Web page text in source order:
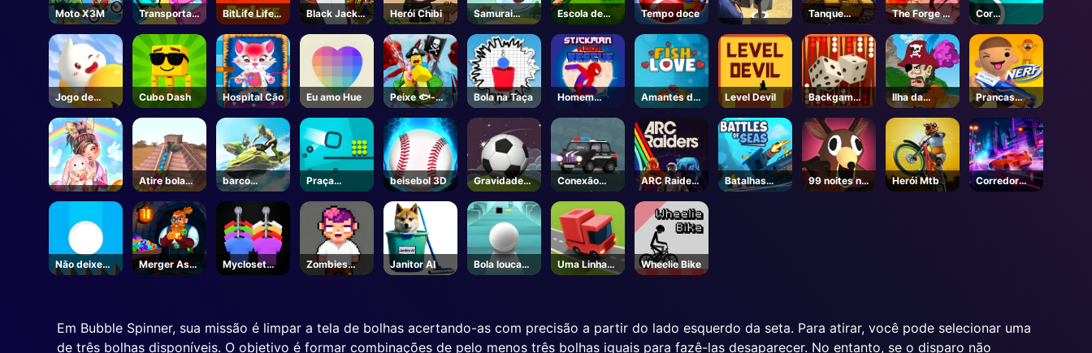
Moto X3M
Transportad
ores IO
BitLife Life
Simulator -
Unblocked
Jogos Online
Black Jack
Rei
Herói Chibi
Samurai
Coelho
Escola de
Voo
Tempo doce
Tanque
Herói Online
The Forge -
BETA -
Roblox
Cor
perseguição
Jogo de
salto alto
Cubo Dash Hospital Cão Eu amo Hue
Peixe 🐟-
Roblox
Bola na Taça
Homem
Resgate
Amantes do
peixe
Level Devil
Backgammo
n
Ilha da
Barba Negra
Prancas
épicas Nerf
Atire bola
Zuma2
barco
condução
Praça
Gravidade
beisebol 3D
Gravidade
Futebol
Conexão
rodoviária
ARC Raiders
- Steam
Batalhas
dos Mares
99 noites na
floresta-
Herói Mtb
Corredor
Rampage
Não deixe
cair a bola
Merger As
Gems
Mycloset
Roupas
Zombies
Pixel
Janitor AI
Bola louca
3D
Uma Linha
Expressa
Wheelie Bike
Em Bubble Spinner, sua missão é limpar a tela de bolhas acertando-as com precisão a partir do lado esquerdo da seta. Para atirar, você pode selecionar uma
de três bolhas disponíveis. O objetivo é formar combinações de pelo menos três bolhas iguais para fazê-las desaparecer. No entanto, se o disparo não